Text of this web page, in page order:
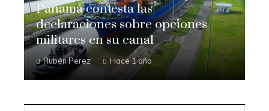
Panamá contesta las
declaraciones sobre opciones
militares en su canal
Rubén Perez Hace 1 año